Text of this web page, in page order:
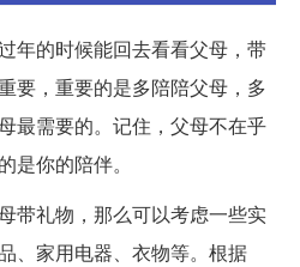
年的时候能回去看看父母，带
要，重要的是多陪陪父母，多
最需要的。记住，父母不在乎
是你的陪伴。
带礼物，那么可以考虑一些实
、家用电器、衣物等。根据